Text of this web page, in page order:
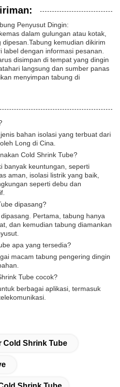
Penyusut Dingin:
dalam gulungan atau kotak,
kemudian dikirim
dengan informasi pesanan.
disimpan di tempat yang dingin
langsung dan sumber panas
menyimpan tabung di
bahan isolasi yang terbuat dari
Long di Cina.
Cold Shrink Tube?
banyak keuntungan, seperti
aman, isolasi listrik yang baik,
seperti debu dan
dipasang?
Pertama, tabung hanya
dan kemudian tabung diamankan
apa yang tersedia?
macam tabung pengering dingin
Tube cocok?
berbagai aplikasi, termasuk
Cold Shrink Tube